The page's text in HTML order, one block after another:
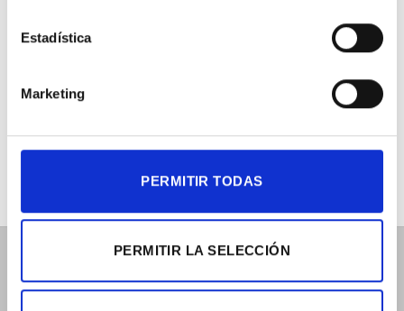
Estadística
Marketing
PERMITIR TODAS
PERMITIR LA SELECCIÓN
CLEANROOM CLEANROOM